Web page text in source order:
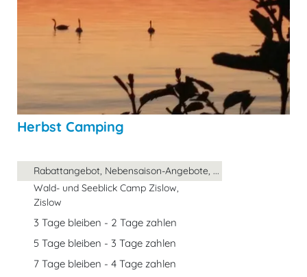
Herbst Camping
Rabattangebot, Nebensaison-Angebote, ...
Wald- und Seeblick Camp Zislow,
Zislow
3 Tage bleiben - 2 Tage zahlen
5 Tage bleiben - 3 Tage zahlen
7 Tage bleiben - 4 Tage zahlen